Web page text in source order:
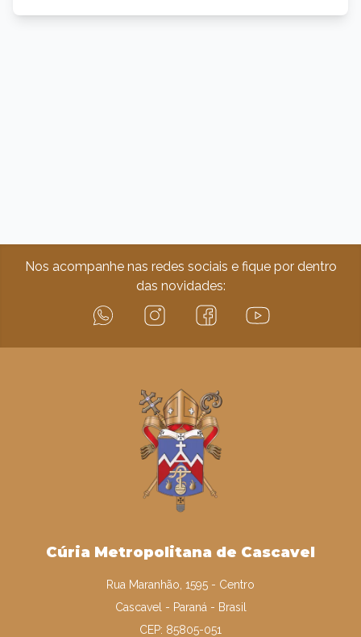
Nos acompanhe nas redes sociais e fique por dentro
das novidades:
Cúria Metropolitana de Cascavel
Rua Maranhão, 1595 - Centro
Cascavel - Paraná - Brasil
CEP: 85805-051